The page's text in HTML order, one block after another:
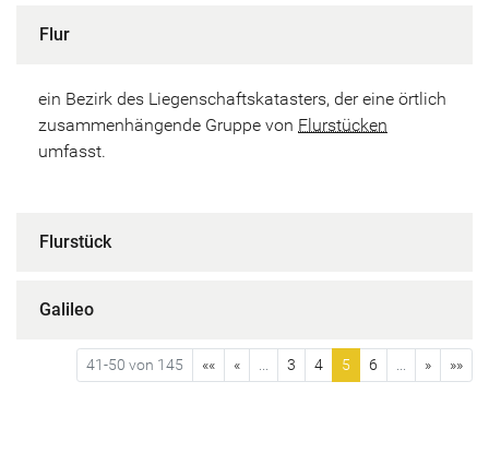
Flur
ein Bezirk des Liegenschaftskatasters, der eine örtlich
zusammenhängende Gruppe von Flurstücken
umfasst.
Flurstück
Galileo
41-50 von 145 «« « 3 4 5 6 » »»